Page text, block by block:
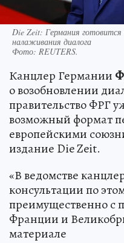
Die Zeit: Германия готовится
налаживания диалога
Фото: REUTERS.
Канцлер Германии
о возобновлении
правительство ФРГ
возможный формат
европейскими
издание Die Zeit.
«В ведомстве
консультации по
преимущественно с
Франции и
материале